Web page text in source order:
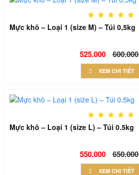
Mực khô – Loại 1 (size M) – Túi 0,5kg
525.000 600.000
XEM CHI TIẾT
Mực khô – Loại 1 (size L) – Túi 0.5kg
550.000 650.000
XEM CHI TIẾT